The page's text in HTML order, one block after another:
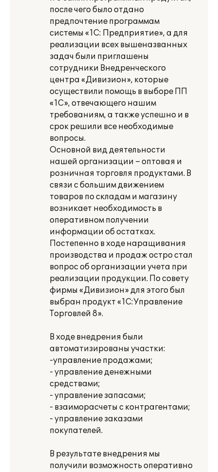
после чего было отдано
предпочтение программам
системы «1С: Предприятие», а для
реализации всех вышеназванных
задач были приглашены
сотрудники Внедренческого
центра «Дивизион», которые
осуществили помощь в выборе ПП
«1С», отвечающего нашим
требованиям, а также успешно и в
срок решили все необходимые
вопросы.
Основной вид деятельности
нашей организации – оптовая и
розничная торговля продуктами. В
связи с большим движением
товаров по складам и магазину
возникает необходимость в
оперативном получении
информации об остатках.
Постепенно в ходе наращивания
производства и продаж остро стал
вопрос об организации учета при
реализации продукции. По совету
фирмы «Дивизион» для этого был
выбран продукт «1С:Управление
Торговлей 8».
В ходе внедрения были
автоматизированы участки:
-управление продажами;
- управление денежными
средствами;
- управление запасами;
- взаиморасчеты с контрагентами;
- управление заказами
покупателей.
В результате внедрения мы
получили возможность оперативно